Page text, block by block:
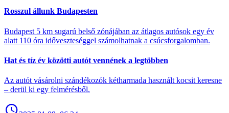
Rosszul állunk Budapesten
Budapest 5 km sugarú belső zónájában az átlagos autósok egy év
alatt 110 óra időveszteséggel számolhatnak a csúcsforgalomban.
Hat és tíz év közötti autót vennének a legtöbben
Az autót vásárolni szándékozók kétharmada használt kocsit keresne
– derül ki egy felmérésből.